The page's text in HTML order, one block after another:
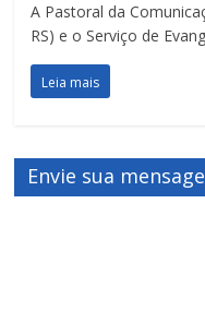
A Pastoral da
RS) e o Serviço de
Leia mais
Envie sua